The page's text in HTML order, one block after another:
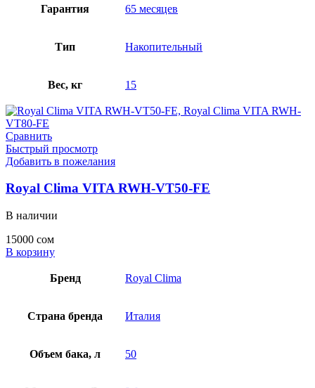
Гарантия 65 месяцев
Тип Накопительный
Вес, кг 15
Сравнить
Быстрый просмотр
Добавить в пожелания
Royal Clima VITA RWH-VT50-FE
В наличии
15000 сом
В корзину
Бренд Royal Clima
Страна бренда Италия
Объем бака, л 50